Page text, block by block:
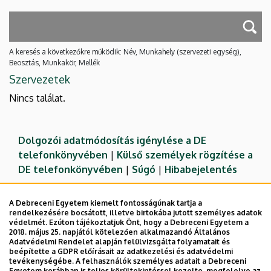
A keresés a következőkre működik: Név, Munkahely (szervezeti egység),
Beosztás, Munkakör, Mellék
Szervezetek
Nincs találat.
Dolgozói adatmódosítás igénylése a DE
telefonkönyvében | Külső személyek rögzítése a
DE telefonkönyvében | Súgó | Hibabejelentés
A Debreceni Egyetem kiemelt fontosságúnak tartja a
rendelkezésére bocsátott, illetve birtokába jutott személyes adatok
védelmét. Ezúton tájékoztatjuk Önt, hogy a Debreceni Egyetem a
2018. május 25. napjától kötelezően alkalmazandó Általános
Adatvédelmi Rendelet alapján felülvizsgálta folyamatait és
beépítette a GDPR előírásait az adatkezelési és adatvédelmi
tevékenységébe. A felhasználók személyes adatait a Debreceni